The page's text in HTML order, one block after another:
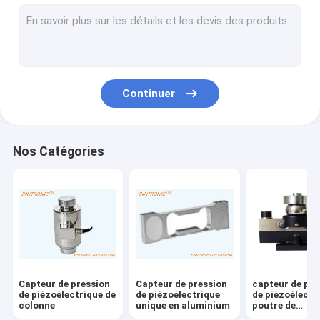
échelle de convoyeur de rouleau
Équipement de chargement statique
Imprimante à jet d'encre de TIJ
Machine de remplissage
Continuer
Nos Catégories
Capteur de pression
de piézoélectrique de
colonne
Capteur de pression
de piézoélectrique
unique en aluminium
capteur de
de
poutre de